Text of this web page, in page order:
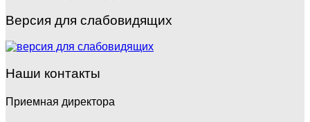
Версия для слабовидящих
Наши контакты
Приемная директора